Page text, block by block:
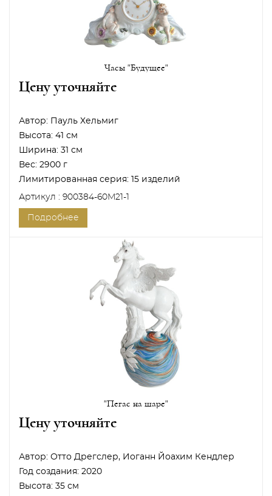
Часы "Будущее"
Цену уточняйте
Автор:
Пауль Хельмиг
Высота: 41 см
Ширина: 31 см
Вес: 2900 г
Лимитированная серия:
15 изделий
Артикул : 900384-60M21-1
Подробнее
"Пегас на шаре"
Цену уточняйте
Автор: Отто Дрегслер, Иоганн Йоахим Кендлер
Год создания: 2020
Высота: 35 см